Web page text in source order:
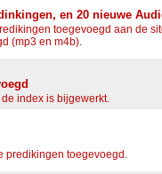
en 20 nieuwe
toegevoegd aan de
(mp3 en m4b).
index is bijgewerkt.
predikingen toegevoegd.